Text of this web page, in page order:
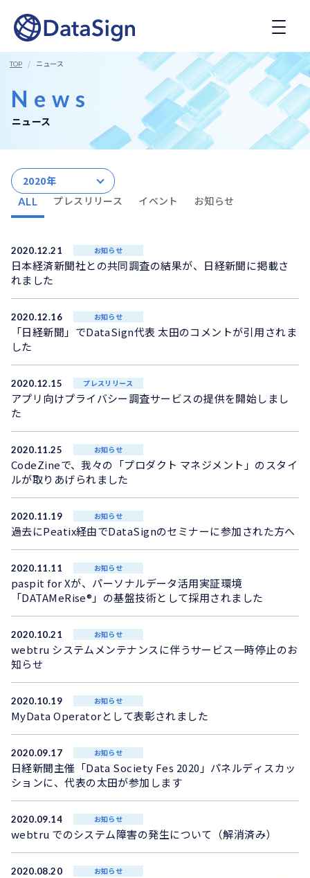
TOP ニュース
News
ニュース
ALL プレスリリース イベント お知らせ
2020年
2020.12.21 お知らせ
日本経済新聞社との共同調査の結果が、日経新聞に掲載さ
れました
2020.12.16 お知らせ
「日経新聞」でDataSign代表 太田のコメントが引用されま
した
2020.12.15 プレスリリース
アプリ向けプライバシー調査サービスの提供を開始しまし
た
2020.11.25 お知らせ
CodeZineで、我々の「プロダクト マネジメント」のスタイ
ルが取りあげられました
2020.11.19 お知らせ
過去にPeatix経由でDataSignのセミナーに参加された方へ
2020.11.11 お知らせ
paspit for Xが、パーソナルデータ活用実証環境
「DATAMeRise®」の基盤技術として採用されました
2020.10.21 お知らせ
webtru システムメンテナンスに伴うサービス一時停止のお
知らせ
2020.10.19 お知らせ
MyData Operatorとして表彰されました
2020.09.17 お知らせ
日経新聞主催「Data Society Fes 2020」パネルディスカッ
ションに、代表の太田が参加します
2020.09.14 お知らせ
webtru でのシステム障害の発生について（解消済み）
2020.08.20 お知らせ